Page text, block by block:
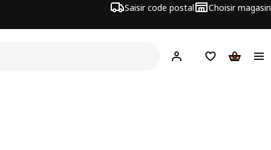
Saisir code postal Choisir magasin
Hej! Connecte-toi
Liste d'achats
Panier